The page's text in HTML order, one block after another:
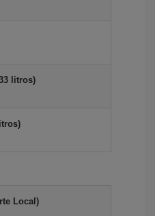
litros)
Local)